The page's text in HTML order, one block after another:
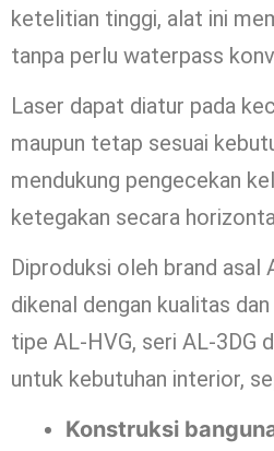
ketelitian tinggi, alat ini
tanpa perlu waterpass
Laser dapat diatur pada
maupun tetap sesuai
mendukung pengecekan
ketegakan secara
Diproduksi oleh brand asal
dikenal dengan kualitas
tipe AL-HVG, seri AL-3DG
untuk kebutuhan interior,
Konstruksi